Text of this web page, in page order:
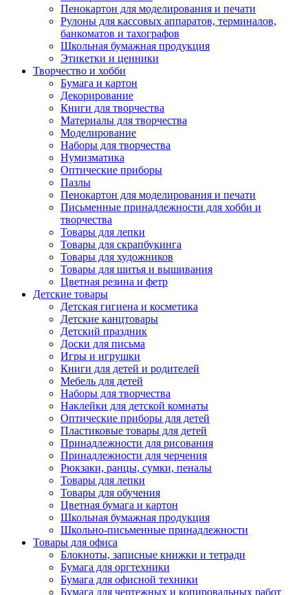
Пенокартон для моделирования и печати
Рулоны для кассовых аппаратов, терминалов,
банкоматов и тахографов
Школьная бумажная продукция
Этикетки и ценники
Творчество и хобби
Бумага и картон
Декорирование
Книги для творчества
Материалы для творчества
Моделирование
Наборы для творчества
Нумизматика
Оптические приборы
Пазлы
Пенокартон для моделирования и печати
Письменные принадлежности для хобби и
творчества
Товары для лепки
Товары для скрапбукинга
Товары для художников
Товары для шитья и вышивания
Цветная резина и фетр
Детские товары
Детская гигиена и косметика
Детские канцтовары
Детский праздник
Доски для письма
Игры и игрушки
Книги для детей и родителей
Мебель для детей
Наборы для творчества
Наклейки для детской комнаты
Оптические приборы для детей
Пластиковые товары для детей
Принадлежности для рисования
Принадлежности для черчения
Рюкзаки, ранцы, сумки, пеналы
Товары для лепки
Товары для обучения
Цветная бумага и картон
Школьная бумажная продукция
Школьно-письменные принадлежности
Товары для офиса
Блокноты, записные книжки и тетради
Бумага для оргтехники
Бумага для офисной техники
Бумага для чертежных и копировальных работ